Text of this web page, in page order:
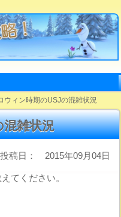
ウィン時期のUSJの混雑状況
雑状況
稿日： 2015年09月04日
てください。